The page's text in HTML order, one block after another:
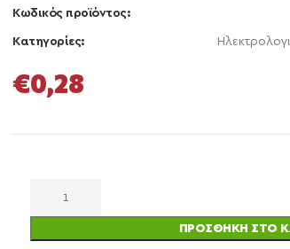
Κωδικός προϊόντος:
Κατηγορίες:
€0,28
ΠΡΟΣΘΉΚΗ ΣΤΟ